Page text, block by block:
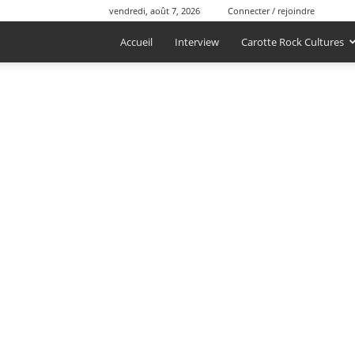
vendredi, août 7, 2026 Connecter / rejoindre
Accueil Interview Carotte Rock Cultures